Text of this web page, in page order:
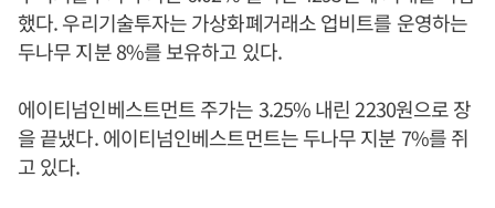
했다. 우리기술투자는 가상화폐거래소 업비트를 운영하는
두나무 지분 8%를 보유하고 있다.
에이티넘인베스트먼트 주가는 3.25% 내린 2230원으로 장
을 끝냈다. 에이티넘인베스트먼트는 두나무 지분 7%를 쥐
고 있다.